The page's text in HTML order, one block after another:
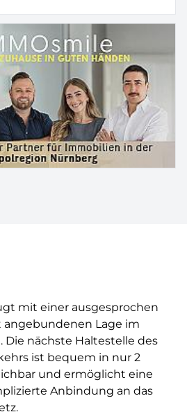
mit einer ausgesprochen
Lage im
Die nächste Haltestelle des
ist bequem in nur 2
und ermöglicht eine
Anbindung an das